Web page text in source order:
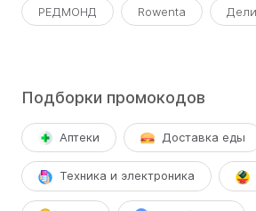
РЕДМОНД Rowenta
Подборки промокодов
Аптеки Доставка еды
Техника и электроника